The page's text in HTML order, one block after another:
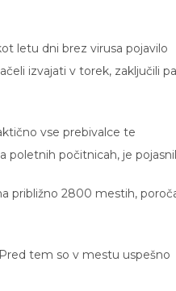
letu dni brez virusa pojavilo
izvajati v torek, zaključili
vse prebivalce te
poletnih počitnicah, je
približno 2800 mestih,
tem so v mestu uspešno